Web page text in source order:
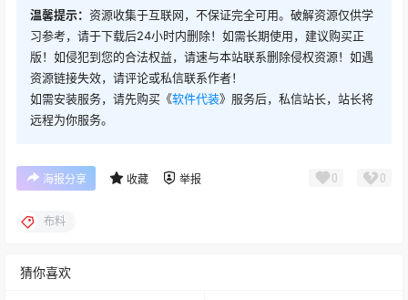
温馨提示： 资源收集于互联网，不保证完全可用。破解资源仅供学
习参考，请于下载后24小时内删除！如需长期使用，建议购买正
版！如侵犯到您的合法权益，请速与本站联系删除侵权资源！如遇
资源链接失效，请评论或私信联系作者！
如需安装服务，请先购买《软件代装》服务后，私信站长，站长将
远程为你服务。
海报分享 收藏 举报 0 0
布料
猜你喜欢